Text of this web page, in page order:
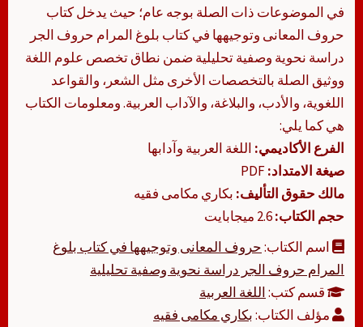
في الموضوعات ذات الصلة بوجه عام؛ حيث يدخل كتاب
حروف المعانى وتوجيهها في كتاب بلوغ المرام حروف الجر
دراسة نحوية وصفية تحليلية ضمن نطاق تخصص علوم اللغة
ووثيق الصلة بالتخصصات الأخرى مثل الشعر، والقواعد
اللغوية، والأدب، والبلاغة، والآداب العربية. ومعلومات الكتاب
هي كما يلي:
الفرع الأكاديمي: اللغة العربية وآدابها
صيغة الامتداد:
مالك حقوق التأليف: بكاري مكامى فقيه
حجم الكتاب:
اسم الكتاب:حروف المعانى وتوجيهها في كتاب بلوغ
المرام حروف الجر دراسة نحوية وصفية تحليلية
قسم كتب:اللغة العربية
مؤلف الكتاب:بكاري مكامى فقيه